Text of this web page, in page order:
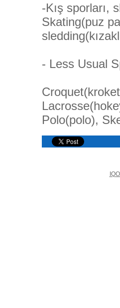
-Kış sporları,
Skating(puz
- Less Usual
Polo(polo),